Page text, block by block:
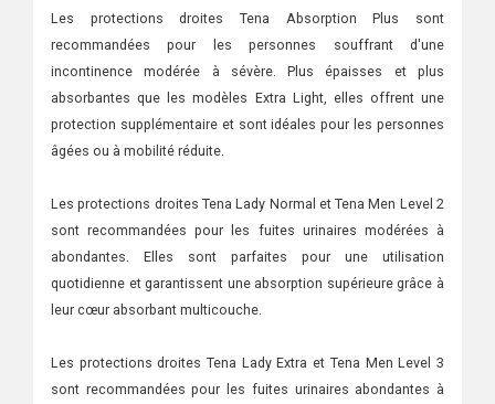
Les protections droites Tena Absorption Plus sont
recommandées pour les personnes souffrant d'une
incontinence modérée à sévère. Plus épaisses et plus
absorbantes que les modèles Extra Light, elles offrent une
protection supplémentaire et sont idéales pour les personnes
âgées ou à mobilité réduite.
Les protections droites Tena Lady Normal et Tena Men Level 2
sont recommandées pour les fuites urinaires modérées à
abondantes. Elles sont parfaites pour une utilisation
quotidienne et garantissent une absorption supérieure grâce à
leur cœur absorbant multicouche.
Les protections droites Tena Lady Extra et Tena Men Level 3
sont recommandées pour les fuites urinaires abondantes à